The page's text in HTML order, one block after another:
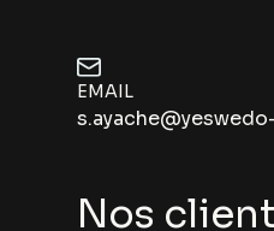
EMAIL
Nos